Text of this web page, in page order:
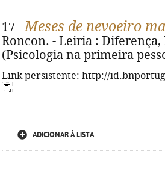
17 -Meses de nevoeiro
Roncon. - Leiria : Diferença,
(Psicologia na primeira
Link persistente: http://
ADICIONAR À LISTA